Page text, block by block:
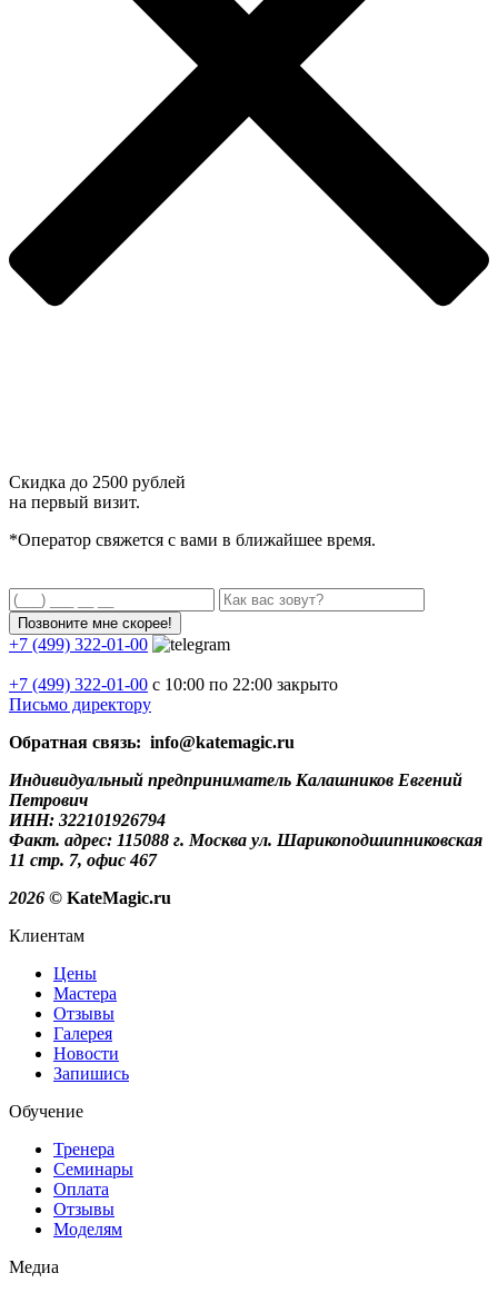
Скидка до 2500 рублей
на первый визит.
*Оператор свяжется с вами в ближайшее время.
+7 (499) 322-01-00
+7 (499) 322-01-00 с 10:00 по 22:00 закрыто
Письмо директору
Обратная связь: info@katemagic.ru
Индивидуальный предприниматель Калашников Евгений
Петрович
ИНН: 322101926794
Факт. адрес: 115088 г. Москва ул. Шарикоподшипниковская
11 стр. 7, офис 467
2026 © KateMagic.ru
Клиентам
Цены
Мастера
Отзывы
Галерея
Новости
Запишись
Обучение
Тренера
Семинары
Оплата
Отзывы
Моделям
Медиа